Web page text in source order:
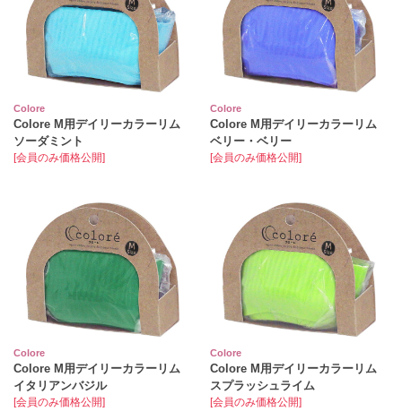
Colore
Colore M用デイリーカラーリム
ソーダミント
[会員のみ価格公開]
Colore
Colore M用デイリーカラーリム
ベリー・ベリー
[会員のみ価格公開]
Colore
Colore M用デイリーカラーリム
イタリアンバジル
[会員のみ価格公開]
Colore
Colore M用デイリーカラーリム
スプラッシュライム
[会員のみ価格公開]